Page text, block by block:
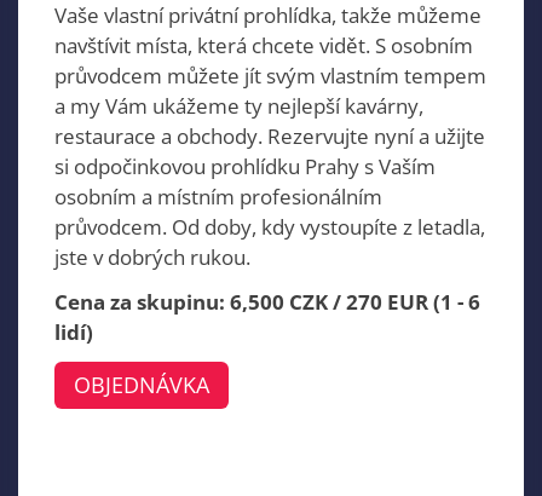
Vaše vlastní privátní prohlídka, takže můžeme
navštívit místa, která chcete vidět. S osobním
průvodcem můžete jít svým vlastním tempem
a my Vám ukážeme ty nejlepší kavárny,
restaurace a obchody. Rezervujte nyní a užijte
si odpočinkovou prohlídku Prahy s Vaším
osobním a místním profesionálním
průvodcem. Od doby, kdy vystoupíte z letadla,
jste v dobrých rukou.
Cena za skupinu: 6,500 CZK / 270 EUR (1 - 6
lidí)
OBJEDNÁVKA